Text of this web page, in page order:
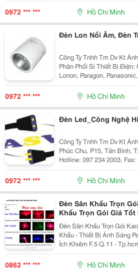
Anhsangvang01@Gmail.com Công Ty Ánh Sáng
0972 *** *** Hồ Chí Minh
Đèn Lon Nổi Âm, Đèn
Công Ty Tnhh Tm Dv Kt
Phân Phối Sỉ Thiết Bị Điện:
Lonon, Paragon, Panasonic,
Phối Đèn Chiếu Sáng Nội
Sano, Quốc Ngọc, 168
0972 *** *** Hồ Chí Minh
Đèn Led_Công Nghệ
Công Ty Tnhh Tm Dv Kt Ánh Sáng
Phúc Chu, P15, Tân Bình, Tphcm Đt: 08
Hotline: 097 234 2003, Fax: 08.
Http://
Anhsangvang01@Gmail.com Công Ty Ánh Sáng
0972 *** *** Hồ Chí Minh
Đèn Sân Khấu Trọn
Khấu Trọn Gói
Đèn Sân Khấu Trọn Gói Karaoke Pro Cửa
Khấu - Thiết Bị Ánh Sáng Pah Địa Chỉ: 86/3B - 86/4
Ích Khiêm F.5 Q.11 - Tp.hcm Di Động: 01239 739 539
Hồng) - Đt: (08) 626.40821 Email:
0862 *** *** Hồ Chí Minh